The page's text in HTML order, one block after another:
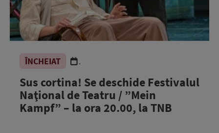
ÎNCHEIAT .
Sus cortina! Se deschide Festivalul
Naţional de Teatru / ”Mein
Kampf” – la ora 20.00, la TNB